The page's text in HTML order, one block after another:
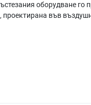
оборудване
във